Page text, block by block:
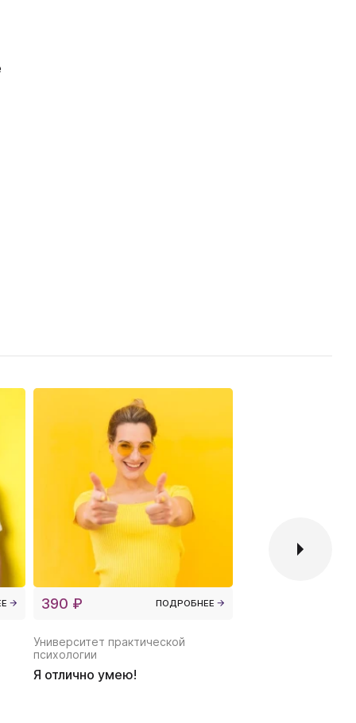
390 ₽ ПОДРОБНЕЕ
Университет практической
психологии
Я отлично умею!